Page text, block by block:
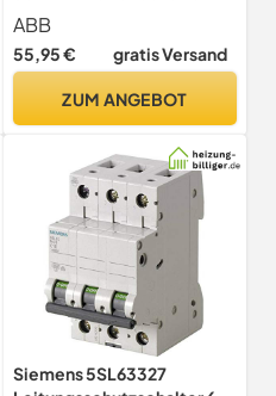
und Sammelschiene
ABB
55,95 € gratis Versand
ZUM ANGEBOT
Siemens 5SL63327